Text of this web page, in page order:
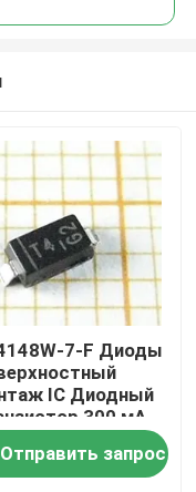
7-F Диоды
IC Диодный
300 мА
ток)
Отправить запрос